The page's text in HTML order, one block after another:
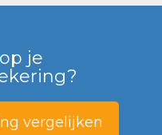
je
vergelijken